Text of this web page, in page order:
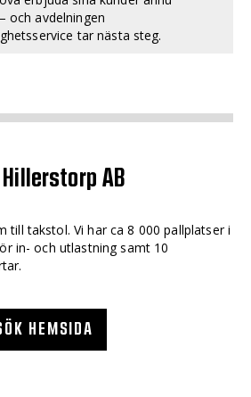
och avdelningen
tar nästa steg.
AB
till takstol. Vi har ca 8 000 pallplatser i
in- och utlastning samt 10
HEMSIDA